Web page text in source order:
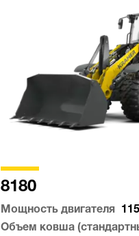
8180
Мощность двигателя 115
Объем ковша